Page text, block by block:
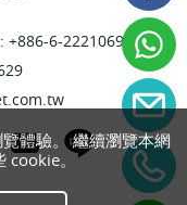
+886-6-2221069
體驗。 繼續瀏覽本網
cookie。